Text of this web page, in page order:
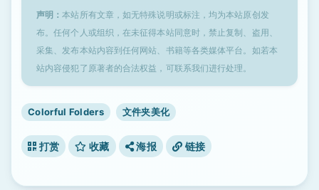
声明：本站所有文章，如无特殊说明或标注，均为本站原创发
布。任何个人或组织，在未征得本站同意时，禁止复制、盗用、
采集、发布本站内容到任何网站、书籍等各类媒体平台。如若本
站内容侵犯了原著者的合法权益，可联系我们进行处理。
Colorful Folders 文件夹美化
打赏 收藏 海报 链接